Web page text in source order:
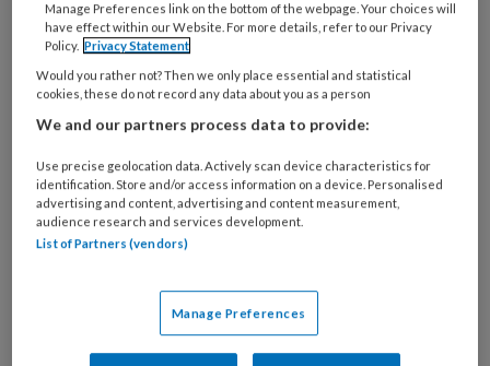
Zolen
Richtlijnen
Artikelen over dit thema
Manage Preferences link on the bottom of the webpage. Your choices will
have effect within our Website. For more details, refer to our Privacy
Policy. Privacy Statement
Would you rather not? Then we only place essential and statistical
cookies, these do not record any data about you as a person
We and our partners process data to provide:
Use precise geolocation data. Actively scan device characteristics for
identification. Store and/or access information on a device. Personalised
advertising and content, advertising and content measurement,
audience research and services development.
List of Partners (vendors)
Manage Preferences